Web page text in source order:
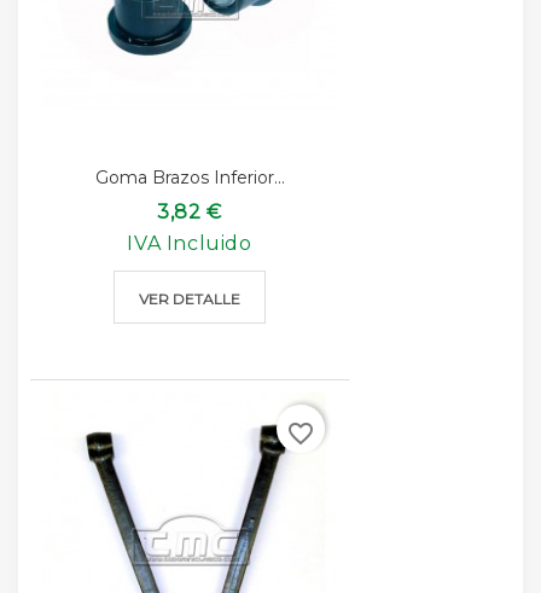
Goma Brazos Inferior...
3,82 €
IVA Incluido
VER DETALLE
favorite_border